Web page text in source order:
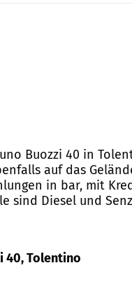
Buozzi 40 in
auf das
in bar, mit
sind Diesel und
40, Tolentino